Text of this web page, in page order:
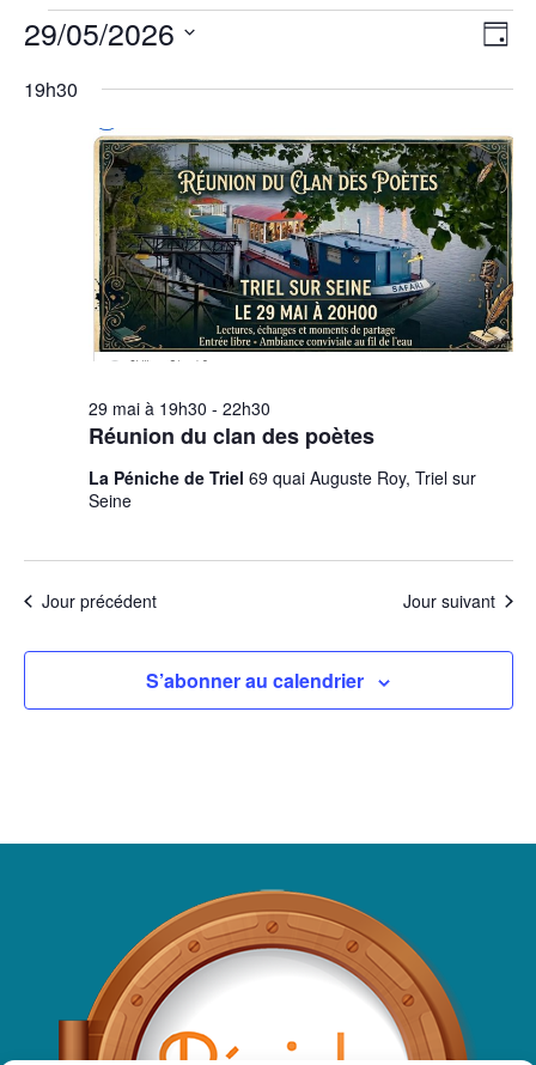
Évènements
29
2026
par
de
Jour
29/05/2026
Sélectionnez
19h30
Réunion du clan des poètes
29 mai à 19h30 - 22h30
La Péniche de Triel 69 quai Auguste Roy, Triel sur
Seine
Jour précédent Jour suivant
S’abonner au calendrier